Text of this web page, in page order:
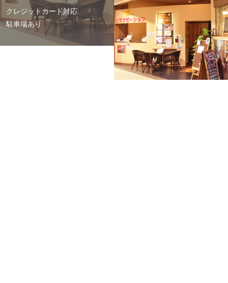
クレジットカード対応
駐車場あり